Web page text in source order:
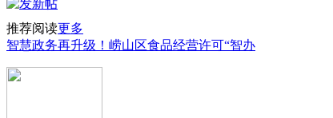
推荐阅读更多
智慧政务再升级！崂山区食品经营许可“智办